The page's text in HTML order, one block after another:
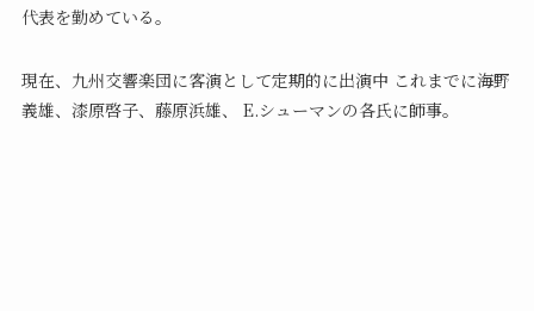
代表を勤めている。
現在、九州交響楽団に客演として定期的に出演中 これまでに海野
義雄、漆原啓子、藤原浜雄、 E.シューマンの各氏に師事。